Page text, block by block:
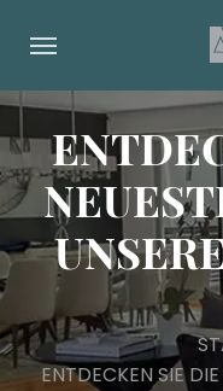
ENTDECKEN SIE